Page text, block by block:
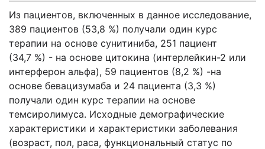
Из пациентов, включенных в данное исследование,
389 пациентов (53,8 %) получали один курс
терапии на основе сунитиниба, 251 пациент
(34,7 %) - на основе цитокина (интерлейкин-2 или
интерферон альфа), 59 пациентов (8,2 %) -на
основе бевацизумаба и 24 пациента (3,3 %)
получали один курс терапии на основе
темсиролимуса. Исходные демографические
характеристики и характеристики заболевания
(возраст, пол, раса, функциональный статус по